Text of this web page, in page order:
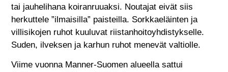
tai jauhelihana koiranruuaksi. Noutajat eivät siis
herkuttele ”ilmaisilla” paisteilla. Sorkkaeläinten ja
villisikojen ruhot kuuluvat riistanhoitoyhdistykselle.
Suden, ilveksen ja karhun ruhot menevät valtiolle.
Viime vuonna Manner-Suomen alueella sattui